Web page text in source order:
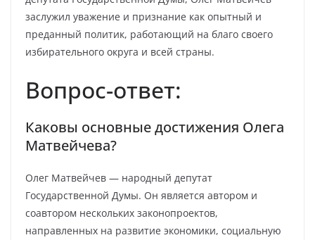
заслужил уважение и признание как опытный и
преданный политик, работающий на благо своего
избирательного округа и всей страны.
Вопрос-ответ:
Каковы основные достижения Олега
Матвейчева?
Олег Матвейчев — народный депутат
Государственной Думы. Он является автором и
соавтором нескольких законопроектов,
направленных на развитие экономики, социальную